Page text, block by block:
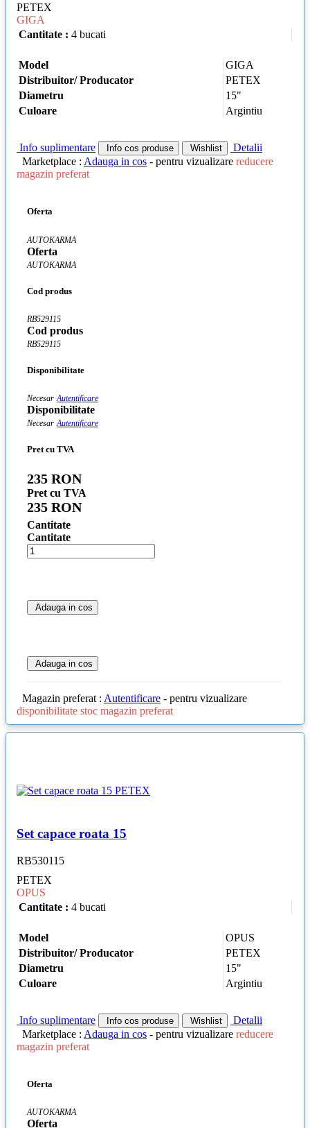
PETEX
GIGA
Cantitate : 4 bucati
Model
GIGA
Distribuitor/ Producator
PETEX
Diametru
15"
Culoare
Argintiu
Info suplimentare Info cos produse Wishlist
Detalii
Marketplace : Adauga in cos - pentru vizualizare reducere
magazin preferat
Oferta
AUTOKARMA
Oferta
AUTOKARMA
Cod produs
RB529115
Cod produs
RB529115
Disponibilitate
Necesar Autentificare
Disponibilitate
Necesar Autentificare
Pret cu TVA
235 RON
Pret cu TVA
235 RON
Cantitate
Cantitate
Adauga in cos
Adauga in cos
Magazin preferat : Autentificare - pentru vizualizare
disponibilitate stoc magazin preferat
Set capace roata 15
RB530115
PETEX
OPUS
Cantitate : 4 bucati
Model
OPUS
Distribuitor/ Producator
PETEX
Diametru
15"
Culoare
Argintiu
Info suplimentare Info cos produse Wishlist
Detalii
Marketplace : Adauga in cos - pentru vizualizare reducere
magazin preferat
Oferta
AUTOKARMA
Oferta